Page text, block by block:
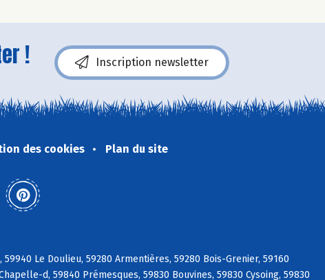
! Inscription newsletter
des cookies Plan du site
Le Doulieu, 59280 Armentières, 59280 Bois-Grenier, 59160
d, 59840 Prémesques, 59830 Bouvines, 59830 Cysoing, 59830